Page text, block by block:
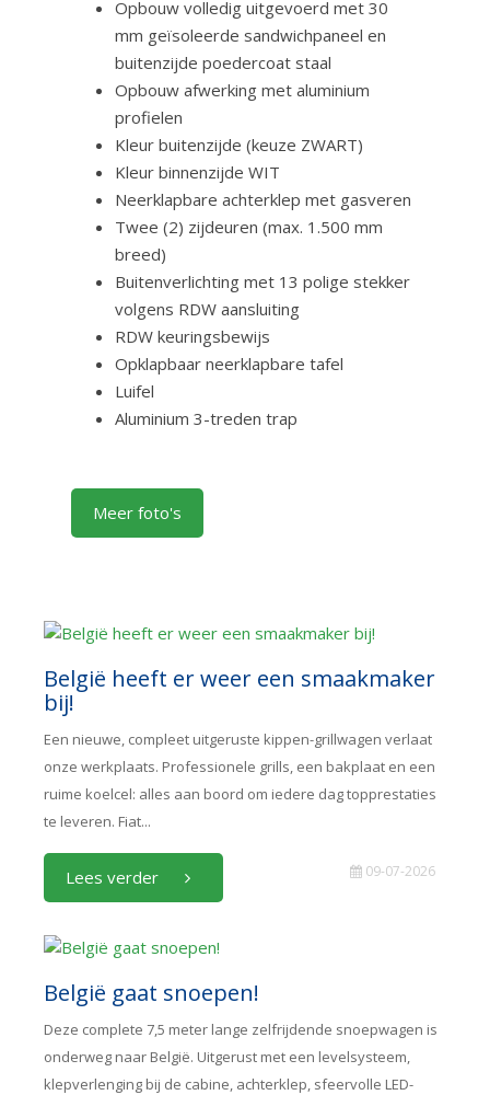
Opbouw volledig uitgevoerd met 30
mm geïsoleerde sandwichpaneel en
buitenzijde poedercoat staal
Opbouw afwerking met aluminium
profielen
Kleur buitenzijde (keuze ZWART)
Kleur binnenzijde WIT
Neerklapbare achterklep met gasveren
Twee (2) zijdeuren (max. 1.500 mm
breed)
Buitenverlichting met 13 polige stekker
volgens RDW aansluiting
RDW keuringsbewijs
Opklapbaar neerklapbare tafel
Luifel
Aluminium 3-treden trap
Meer foto's
België heeft er weer een smaakmaker
bij!
Een nieuwe, compleet uitgeruste kippen-grillwagen verlaat
onze werkplaats. Professionele grills, een bakplaat en een
ruime koelcel: alles aan boord om iedere dag topprestaties
te leveren. Fiat...
Lees verder 09-07-2026
België gaat snoepen!
Deze complete 7,5 meter lange zelfrijdende snoepwagen is
onderweg naar België. Uitgerust met een levelsysteem,
klepverlenging bij de cabine, achterklep, sfeervolle LED-